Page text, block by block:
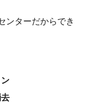
ンターだからでき